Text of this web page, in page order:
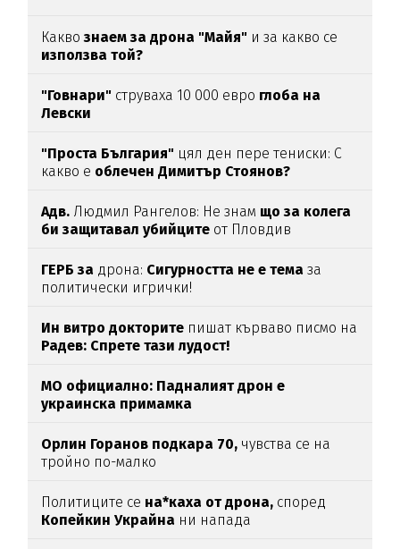
Каквознаем за дрона "Майя" и за какво се
използва той?
"Говнари" струваха 10 000 евро глоба на
Левски
"Проста България" цял ден пере тениски: С
какво е облечен Димитър Стоянов?
Адв. Людмил Рангелов: Не знам що за колега
би защитавал убийците от Пловдив
ГЕРБ за дрона: Сигурността не е темаза
политически игрички!
Ин витро докторите пишат кърваво писмо на
Радев: Спрете тази лудост!
МО официално: Падналият дрон е
украинска примамка
Орлин Горанов подкара 70, чувства се на
тройно по-малко
Политиците се на*каха от дрона, според
Копейкин Украйна ни напада